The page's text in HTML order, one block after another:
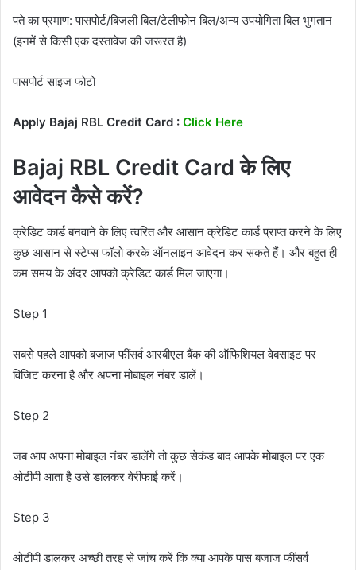
पते का प्रमाण: पासपोर्ट/बिजली बिल/टेलीफोन बिल/अन्य उपयोगिता बिल भुगतान
(इनमें से किसी एक दस्तावेज की जरूरत है)
पासपोर्ट साइज फोटो
Apply Bajaj RBL Credit Card : Click Here
Bajaj RBL Credit Card के लिए
आवेदन कैसे करें?
क्रेडिट कार्ड बनवाने के लिए त्वरित और आसान क्रेडिट कार्ड प्राप्त करने के लिए
कुछ आसान से स्टेप्स फॉलो करके ऑनलाइन आवेदन कर सकते हैं। और बहुत ही
कम समय के अंदर आपको क्रेडिट कार्ड मिल जाएगा।
Step 1
सबसे पहले आपको बजाज फींसर्व आरबीएल बैंक की ऑफिशियल वेबसाइट पर
विजिट करना है और अपना मोबाइल नंबर डालें।
Step 2
जब आप अपना मोबाइल नंबर डालेंगे तो कुछ सेकंड बाद आपके मोबाइल पर एक
ओटीपी आता है उसे डालकर वेरीफाई करें।
Step 3
ओटीपी डालकर अच्छी तरह से जांच करें कि क्या आपके पास बजाज फींसर्व